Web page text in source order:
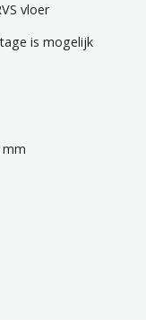
vloer
is mogelijk
mm